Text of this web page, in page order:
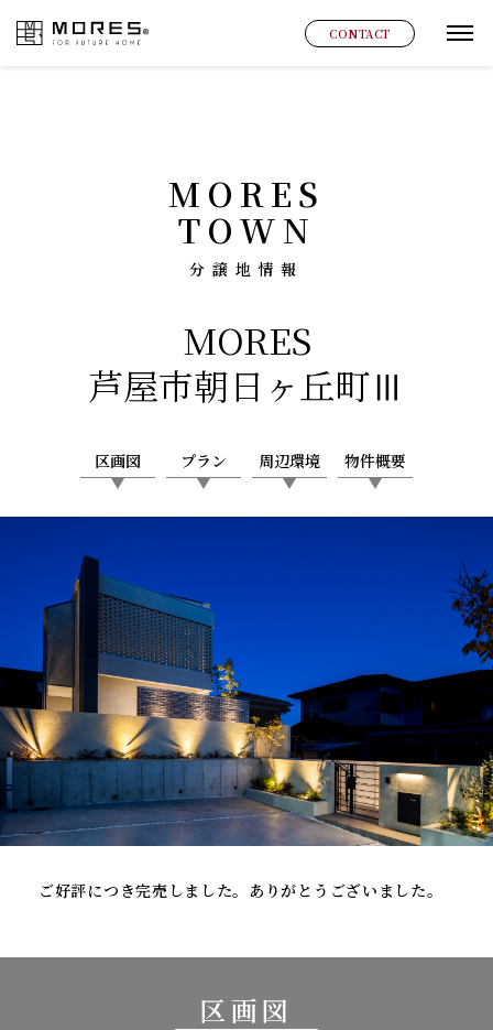
MORES CONTACT グ
MORES
TOWN
分譲地情報
MORES
芦屋市朝日ヶ丘町Ⅲ
区画図 プラン 周辺環境 物件概要
ご好評につき完売しました。ありがとうございました。
区画図